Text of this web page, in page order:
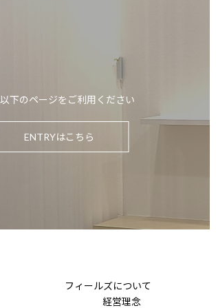
下のページをご利用ください
ENTRYはこちら
フィールズについて
経営理念